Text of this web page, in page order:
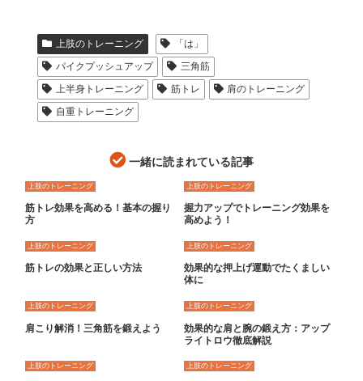
上肢のトレーニング
「は」
パイクプッシュアップ
三角筋
上半身トレーニング
筋トレ
肩のトレーニング
自重トレーニング
一緒に読まれている記事
上肢のトレーニング
筋トレ効果を高める！基本の握り
方
上肢のトレーニング
握力アップでトレーニング効果を
高めよう！
上肢のトレーニング
筋トレの効果と正しい方法
上肢のトレーニング
効果的な押上げ運動でたくましい
体に
上肢のトレーニング
肩こり解消！三角筋を鍛えよう
上肢のトレーニング
効果的な肩と腕の鍛え方：アップ
ライトロウ徹底解説
上肢のトレーニング 上肢のトレーニング